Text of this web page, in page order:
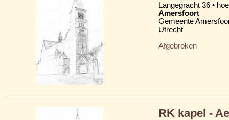
Langegracht 36 •
Amersfoort
Gemeente
Utrecht
Afgebroken
RK kapel -